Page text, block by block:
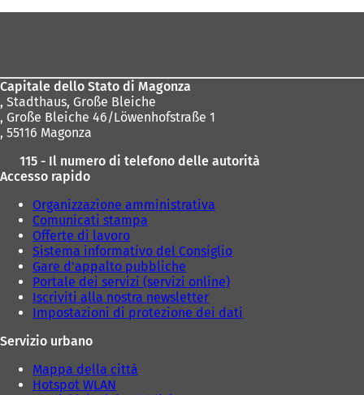
Capitale dello Stato di Magonza
, Stadthaus, Große Bleiche
, Große Bleiche 46/Löwenhofstraße 1
, 55116 Magonza
115 - Il numero di telefono delle autorità
Accesso rapido
Organizzazione amministrativa
Comunicati stampa
Offerte di lavoro
Sistema informativo del Consiglio
Gare d'appalto pubbliche
Portale dei servizi (servizi online)
Iscriviti alla nostra newsletter
Impostazioni di protezione dei dati
Servizio urbano
Mappa della città
Hotspot WLAN